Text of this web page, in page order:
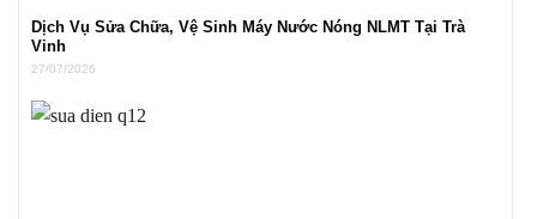
Dịch Vụ Sửa Chữa, Vệ Sinh Máy Nước Nóng NLMT Tại Trà
Vinh
27/07/2026